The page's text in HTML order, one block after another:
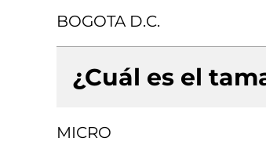
BOGOTA D.C.
¿Cuál es el
MICRO